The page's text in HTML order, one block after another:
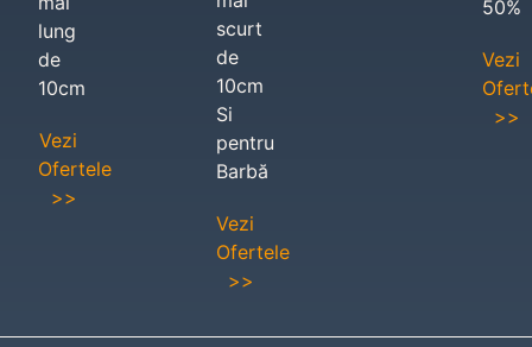
lung
de
10cm
Vezi
Ofertele
>>
scurt
de
10cm
Si
pentru
Barbă
Vezi
Ofertele
>>
50%
Vezi
>>